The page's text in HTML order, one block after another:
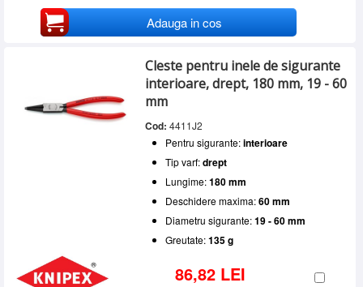
Adauga in cos
Cleste pentru inele de sigurante
interioare, drept, 180 mm, 19 - 60
mm
Cod: 4411J2
Pentru sigurante:interioare
Tip varf:drept
Lungime:180 mm
Deschidere maxima:60 mm
Diametru sigurante:19 - 60 mm
Greutate:135 g
86,82 LEI